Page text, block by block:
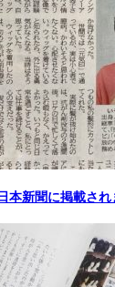
本新聞に掲載され